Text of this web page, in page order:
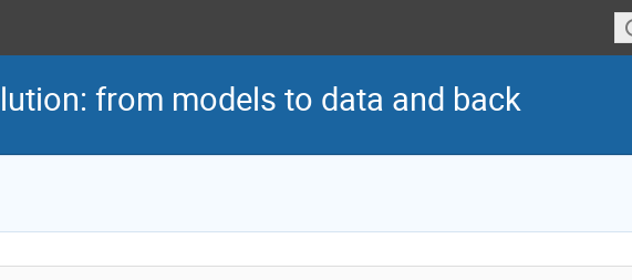
from models to data and back